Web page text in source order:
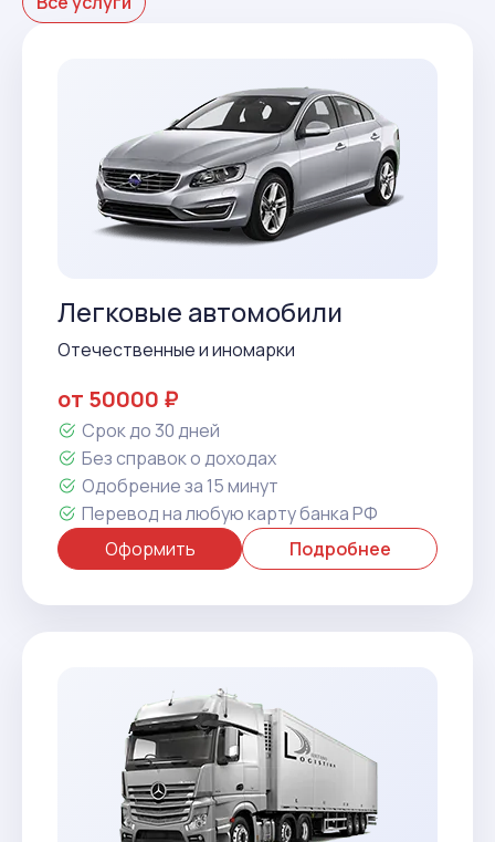
Легковые автомобили
Отечественные и иномарки
от 50000 ₽
Срок до 30 дней
Без справок о доходах
Одобрение за 15 минут
Перевод на любую карту банка РФ
Оформить
Подробнее